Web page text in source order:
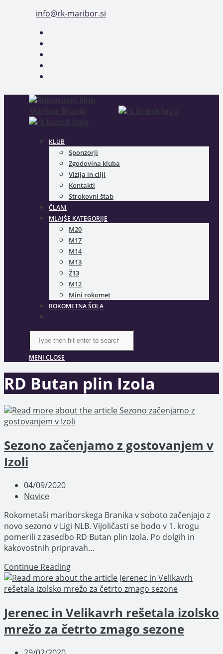
info@rk-maribor.si
KLUB
Sponzorji
Zgodovina kluba
Vizija in cilji
Kontakti
Strokovni štab
ČLANI
MLAJŠE KATEGORIJE
M20
M17
M14
M13
Ž13
M12
Mini rokomet
ROKOMETNA ŠOLA
SEARCH
this
website
MENI CLOSE
RD Butan plin Izola
Sezono začenjamo z gostovanjem v
Izoli
Post
published:
04/09/2020
Post
Novice
Rokometaši mariborskega Branika v soboto začenjajo z
novo sezono v Ligi NLB. Vijoličasti se bodo v 1. krogu
pomerili z zasedbo RD Butan plin Izola. Po dolgih in
kakovostnih pripravah…
Continue ReadingSezono
začenjamo
z
v
Izoli
Jerenec in Velikavrh rešetala izolsko
mrežo za četrto zmago sezone
Post